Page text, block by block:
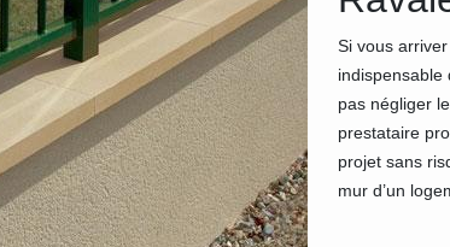
afin de conserver leur bonne tenue.
91 et son équipe à Gometz La Ville se
de murets. Chaque étape de la
de le savoir-faire et la technicité de
des matériaux qui composent votre
crasses et retrouvera vite tout son éclat.
Si vous
indispensable
pas négliger
prestataire
projet sans
mur d’un